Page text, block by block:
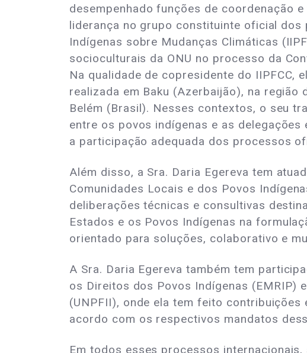
desempenhado funções de coordenação
liderança no grupo constituinte oficial dos
Indígenas sobre Mudanças Climáticas
socioculturais da ONU no processo da
Na qualidade de copresidente do IIPFCC,
realizada em Baku (Azerbaijão), na região
Belém (Brasil). Nesses contextos, o seu
entre os povos indígenas e as
a participação adequada dos processos
Além disso, a Sra. Daria Egereva tem
Comunidades Locais e dos Povos
deliberações técnicas e consultivas
Estados e os Povos Indígenas na
orientado para soluções, colaborativo e
A Sra. Daria Egereva também tem
os Direitos dos Povos Indígenas (EMRIP)
(UNPFII), onde ela tem feito
acordo com os respectivos mandatos
Em todos esses processos